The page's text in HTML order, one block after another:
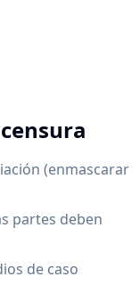
(enmascarar
partes deben
de caso